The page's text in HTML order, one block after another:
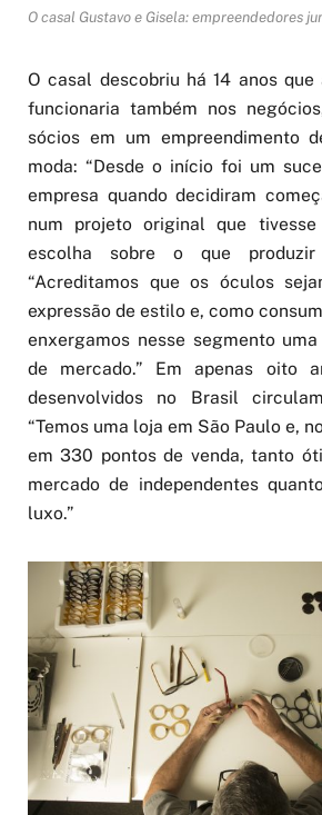
O casal Gustavo e Gisela: empreendedores
O casal descobriu há 14 anos
funcionaria também nos
sócios em um empreendimento
moda: “Desde o início foi um
empresa quando decidiram
num projeto original que
escolha sobre o que
“Acreditamos que os óculos
expressão de estilo e, como
enxergamos nesse segmento
de mercado.” Em apenas oito
desenvolvidos no Brasil
“Temos uma loja em São Paulo e,
em 330 pontos de venda, tanto
mercado de independentes
luxo.”